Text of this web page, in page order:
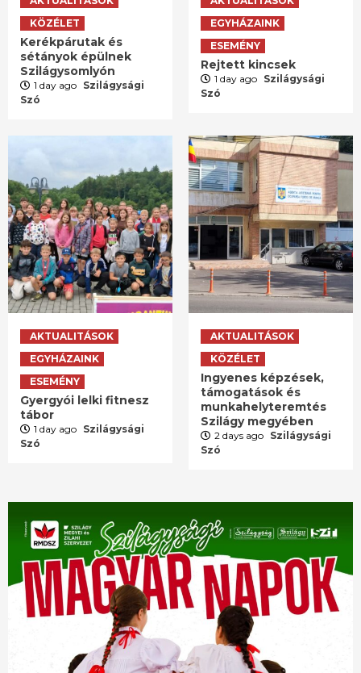
KÖZÉLET
Kerékpárutak és
sétányok épülnek
Szilágysomlyón
1 day ago Szilágysági
Szó
EGYHÁZAINK
ESEMÉNY
Rejtett kincsek
1 day ago Szilágysági
Szó
AKTUALITÁSOK
EGYHÁZAINK
ESEMÉNY
Gyergyói lelki fitnesz
tábor
1 day ago Szilágysági
Szó
AKTUALITÁSOK
KÖZÉLET
Ingyenes képzések,
támogatások és
munkahelyteremtés
Szilágy megyében
2 days ago Szilágysági
Szó